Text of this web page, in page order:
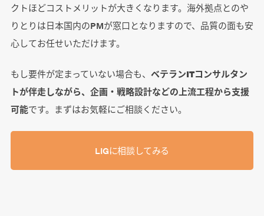
クトほどコストメリットが大きくなります。海外拠点とのや
りとりは日本国内のPMが窓口となりますので、品質の面も安
心してお任せいただけます。
もし要件が定まっていない場合も、 ベテランITコンサルタン
トが伴走しながら、企画・戦略設計などの上流工程から支援
可能です。まずはお気軽にご相談ください。
LIGに相談してみる